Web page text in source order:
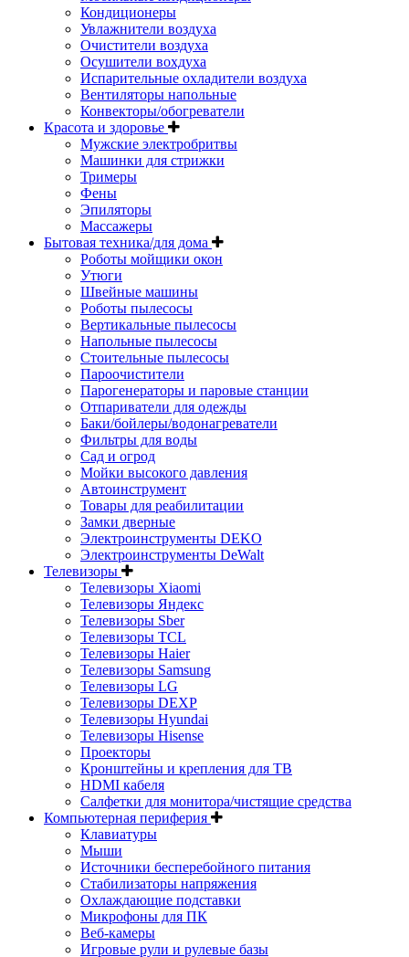
Кондиционеры
Увлажнители воздуха
Очистители воздуха
Осушители вохдуха
Испарительные охладители воздуха
Вентиляторы напольные
Конвекторы/обогреватели
Красота и здоровье
Мужские электробритвы
Машинки для стрижки
Тримеры
Фены
Эпиляторы
Массажеры
Бытовая техника/для дома
Роботы мойщики окон
Утюги
Швейные машины
Роботы пылесосы
Вертикальные пылесосы
Напольные пылесосы
Стоительные пылесосы
Пароочистители
Парогенераторы и паровые станции
Отпариватели для одежды
Баки/бойлеры/водонагреватели
Фильтры для воды
Сад и огрод
Мойки высокого давления
Автоинструмент
Товары для реабилитации
Замки дверные
Электроинструменты DEKO
Электроинструменты DeWalt
Телевизоры
Телевизоры Xiaomi
Телевизоры Яндекс
Телевизоры Sber
Телевизоры TCL
Телевизоры Haier
Телевизоры Samsung
Телевизоры LG
Телевизоры DEXP
Телевизоры Hyundai
Телевизоры Hisense
Проекторы
Кронштейны и крепления для ТВ
HDMI кабеля
Салфетки для монитора/чистящие средства
Компьютерная периферия
Клавиатуры
Мыши
Источники бесперебойного питания
Стабилизаторы напряжения
Охлаждающие подставки
Микрофоны для ПК
Веб-камеры
Игровые рули и рулевые базы